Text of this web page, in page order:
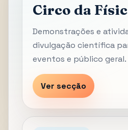
Circo da
Demonstrações e
divulgação científica
eventos e público geral.
Ver secção